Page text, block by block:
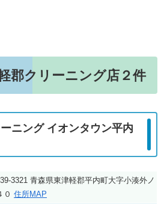
郡クリーニング店２件
ニング イオンタウン平内
3321 青森県東津軽郡平内町大字小湊外ノ
０ 住所MAP